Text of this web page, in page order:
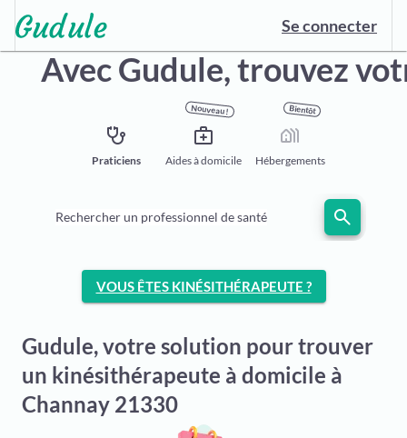
Se connecter
Avec Gudule,trouvez
stethoscope
Praticiens
Nouveau !
medical_services
Aides à domicile
Bientôt
holiday_village
Hébergements
Rechercher un professionnel de santé search
VOUS ÊTES KINÉSITHÉRAPEUTE ?
Gudule, votre solution pour trouver
un kinésithérapeute à domicile à
Channay 21330